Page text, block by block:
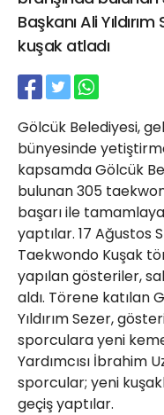
Başkanı Ali
kuşak atladı
Gölcük Belediyesi,
bünyesinde
kapsamda Gölcük
bulunan 305
başarı ile
yaptılar. 17 Ağustos
Taekwondo Kuşak
yapılan gösteriler,
aldı. Törene katılan
Yıldırım Sezer,
sporculara yeni
Yardımcısı İbrahim
sporcular; yeni
geçiş yaptılar.